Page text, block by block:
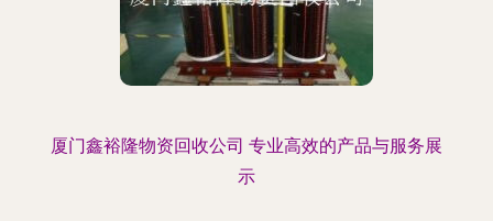
厦门鑫裕隆物资回收公司 专业高效的产品与服务展
示